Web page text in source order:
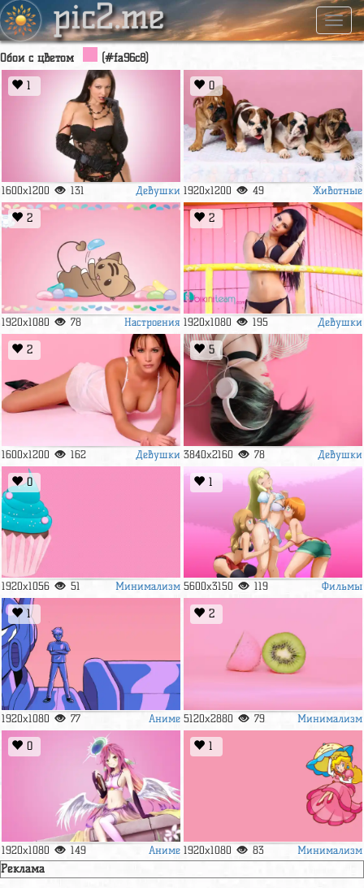
pic2.me
Обои с цветом
(#fa96c8)
1
1600x1200 131 Девушки
0
1920x1200 49 Животные
2
1920x1080 78 Настроения
2
1920x1080 195 Девушки
2
1600x1200 162 Девушки
5
3840x2160 78 Девушки
0
1920x1056 51 Минимализм
1
5600x3150 119 Фильмы
1
1920x1080 77 Аниме
2
5120x2880 79 Минимализм
0
1920x1080 149 Аниме
1
1920x1080 83 Минимализм
Реклама